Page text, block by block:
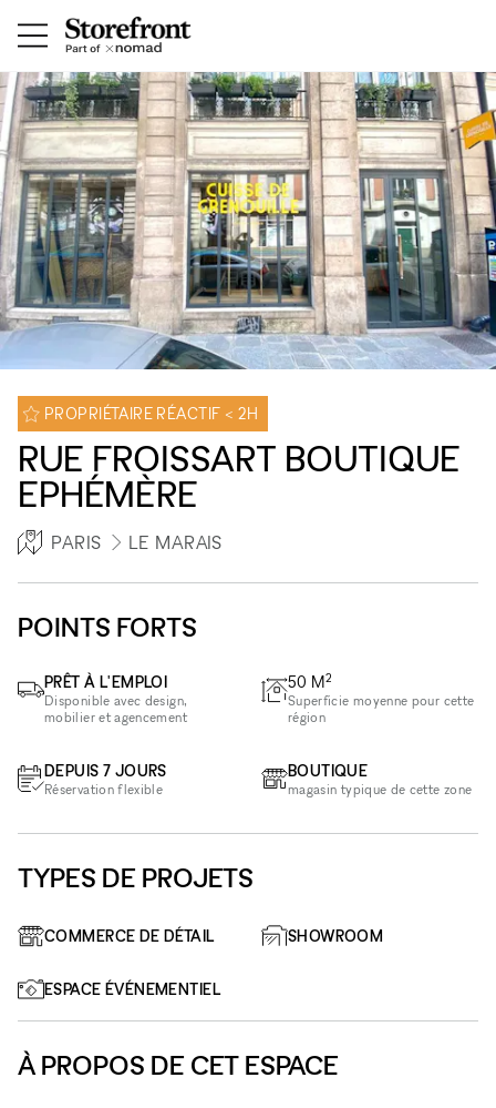
PROPRIÉTAIRE RÉACTIF < 2H
RUE FROISSART BOUTIQUE
EPHÉMÈRE
PARIS LE MARAIS
POINTS FORTS
PRÊT À L'EMPLOI
Disponible avec design,
mobilier et agencement
DEPUIS 7 JOURS
Réservation flexible
50 M2
Superficie moyenne pour cette
région
BOUTIQUE
magasin typique de cette zone
TYPES DE PROJETS
COMMERCE DE DÉTAIL SHOWROOM
ESPACE ÉVÉNEMENTIEL
À PROPOS DE CET ESPACE